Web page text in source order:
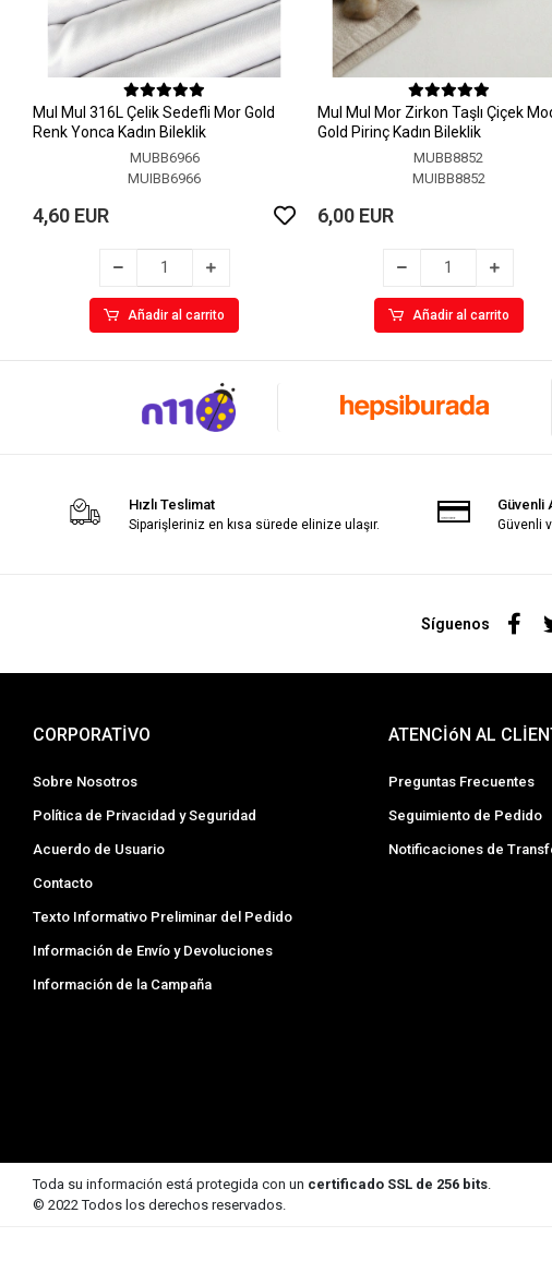
MuI MuI 316L Çelik Sedefli Mor Gold
Renk Yonca Kadın Bileklik
MUBB6966
MUIBB6966
4,60 EUR
Añadir al carrito
MuI MuI Mor Zirkon Taşlı Çiçek
Gold Pirinç Kadın Bileklik
MUBB8852
MUIBB8852
6,00 EUR
Añadir al carrito
Hızlı Teslimat
Siparişleriniz en kısa sürede elinize ulaşır.
Güvenli
Güvenli
Síguenos
CORPORATİVO
Sobre Nosotros
Política de Privacidad y Seguridad
Acuerdo de Usuario
Contacto
Texto Informativo Preliminar del Pedido
Información de Envío y Devoluciones
Información de la Campaña
ATENCİóN AL
Preguntas Frecuentes
Seguimiento de Pedido
Notificaciones de
Toda su información está protegida con un certificado SSL de 256 bits.
© 2022 Todos los derechos reservados.